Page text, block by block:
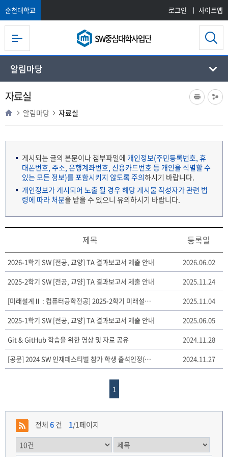
순천대학교 로그인 사이트맵
SW중심대학사업단
알림마당
자료실
알림마당 자료실
게시되는 글의 본문이나 첨부파일에 개인정보(주민등록번호, 휴
대폰번호, 주소, 은행계좌번호, 신용카드번호 등 개인을 식별할 수
있는 모든 정보)를 포함시키지 않도록 주의하시기 바랍니다.
개인정보가 게시되어 노출 될 경우 해당 게시물 작성자가 관련 법
령에 따라 처분을 받을 수 있으니 유의하시기 바랍니다.
제목 등록일
2026-1학기 SW [전공, 교양] TA 결과보고서 제출 안내
2026.06.02
2025-2학기 SW [전공, 교양] TA 결과보고서 제출 안내
2025.11.24
[미래설계Ⅱ : 컴퓨터공학전공] 2025-2학기 미래설계 보고서 양식
2025.11.04
2025-1학기 SW [전공, 교양] TA 결과보고서 제출 안내
2025.06.05
Git & GitHub 학습을 위한 영상 및 자료 공유
2024.11.28
[공문] 2024 SW 인재페스티벌 참가 학생 출석인정(공결처리) 요청
2024.11.27
1
전체 6 건 1/1페이지